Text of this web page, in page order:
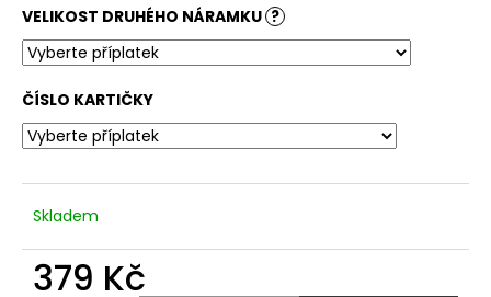
VELIKOST DRUHÉHO NÁRAMKU ?
ČÍSLO KARTIČKY
Skladem
379 Kč